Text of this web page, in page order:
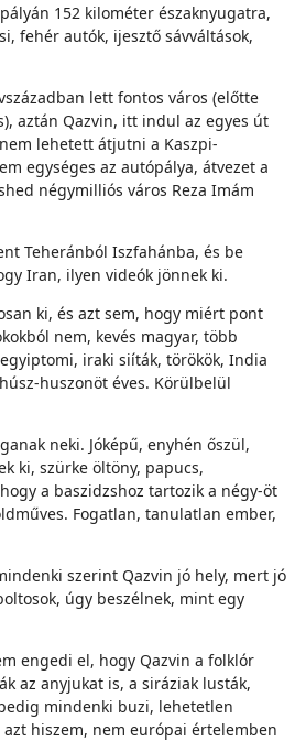
152 kilométer északnyugatra,
fehér autók, ijesztő sávváltások,
lett fontos város (előtte
aztán Qazvin, itt indul az egyes út
lehetett átjutni a Kaszpi-
egységes az autópálya, átvezet a
négymilliós város Reza Imám
Teheránból Iszfahánba, és be
Iran, ilyen videók jönnek ki.
ki, és azt sem, hogy miért pont
nem, kevés magyar, több
iraki siíták, törökök, India
huszonöt éves. Körülbelül
neki. Jóképű, enyhén őszül,
ki, szürke öltöny, papucs,
a baszidzshoz tartozik a négy-öt
Fogatlan, tanulatlan ember,
szerint Qazvin jó hely, mert jó
úgy beszélnek, mint egy
engedi el, hogy Qazvin a folklór
az anyjukat is, a siráziak lusták,
mindenki buzi, lehetetlen
hiszem, nem európai értelemben